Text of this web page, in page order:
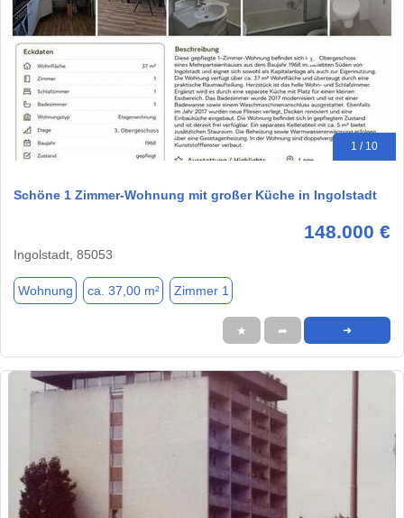
1 / 10
Schöne 1 Zimmer-Wohnung mit großer Küche in Ingolstadt
148.000 €
Ingolstadt, 85053
Wohnung ca. 37,00 m² Zimmer 1
★ ➦ ➜